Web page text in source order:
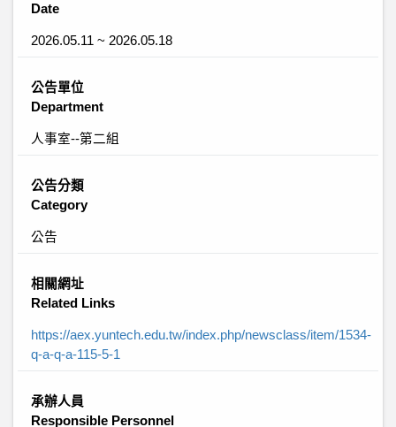
Date
2026.05.11 ~ 2026.05.18
公告單位
Department
人事室--第二組
公告分類
Category
公告
相關網址
Related Links
https://aex.yuntech.edu.tw/index.php/newsclass/item/1534-
q-a-q-a-115-5-1
承辦人員
Responsible Personnel